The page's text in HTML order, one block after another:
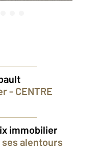
- CENTRE
immobilier
alentours